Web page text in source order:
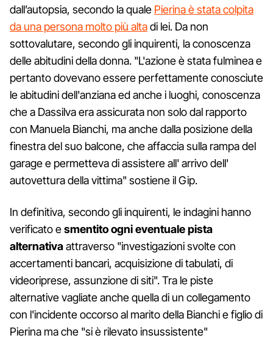
dall’autopsia, secondo la quale Pierina è stata colpita
da una persona molto più altadi lei. Da non
sottovalutare, secondo gli inquirenti, la conoscenza
delle abitudini della donna. "L'azione è stata fulminea e
pertanto dovevano essere perfettamente conosciute
le abitudini dell'anziana ed anche i luoghi, conoscenza
che a Dassilva era assicurata non solo dal rapporto
con Manuela Bianchi, ma anche dalla posizione della
finestra del suo balcone, che affaccia sulla rampa del
garage e permetteva di assistere all' arrivo dell'
autovettura della vittima" sostiene il Gip.
In definitiva, secondo gli inquirenti, le indagini hanno
verificato esmentito ogni eventuale pista
alternativaattraverso "investigazioni svolte con
accertamenti bancari, acquisizione di tabulati, di
videoriprese, assunzione di siti". Tra le piste
alternative vagliate anche quella di un collegamento
con l'incidente occorso al marito della Bianchi e figlio di
Pierina ma che "si è rilevato insussistente"